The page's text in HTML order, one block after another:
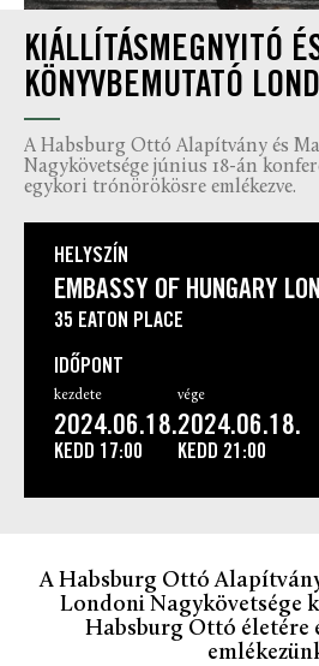
KIÁLLÍTÁSMEGNYITÓ
KÖNYVBEMUTATÓ
A Habsburg Ottó Alapítvány és
Nagykövetsége június 18-án
egykori trónörökösre emlékezve.
HELYSZÍN
EMBASSY OF HUNGARY
35 EATON PLACE
IDŐPONT
kezdete
2024.06.18.
KEDD 17:00
vége
2024.06.18.
KEDD 21:00
A Habsburg Ottó
Londoni Nagykövetsége
Habsburg Ottó életére